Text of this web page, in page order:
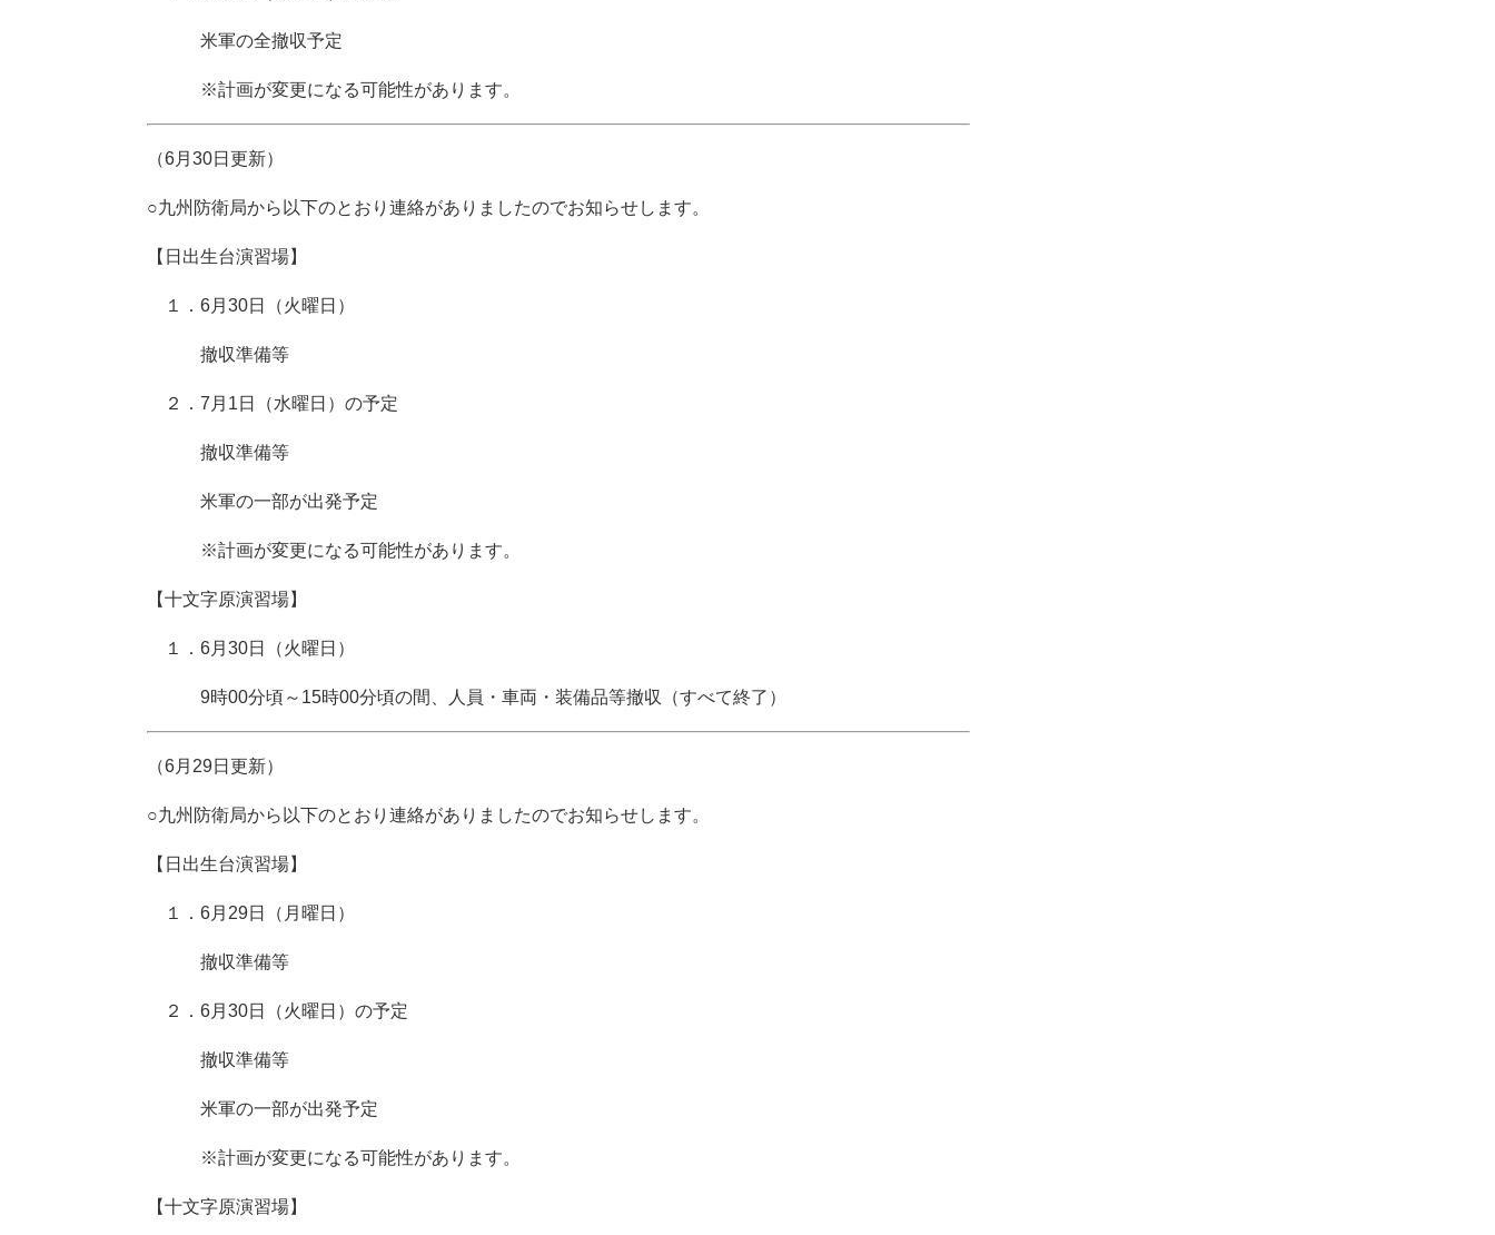
米軍の全撤収予定
※計画が変更になる可能性があります。
（6月30日更新）
○九州防衛局から以下のとおり連絡がありましたのでお知らせします。
【日出生台演習場】
１．6月30日（火曜日）
撤収準備等
２．7月1日（水曜日）の予定
撤収準備等
米軍の一部が出発予定
※計画が変更になる可能性があります。
【十文字原演習場】
１．6月30日（火曜日）
9時00分頃～15時00分頃の間、人員・車両・装備品等撤収（すべて終了）
（6月29日更新）
○九州防衛局から以下のとおり連絡がありましたのでお知らせします。
【日出生台演習場】
１．6月29日（月曜日）
撤収準備等
２．6月30日（火曜日）の予定
撤収準備等
米軍の一部が出発予定
※計画が変更になる可能性があります。
【十文字原演習場】